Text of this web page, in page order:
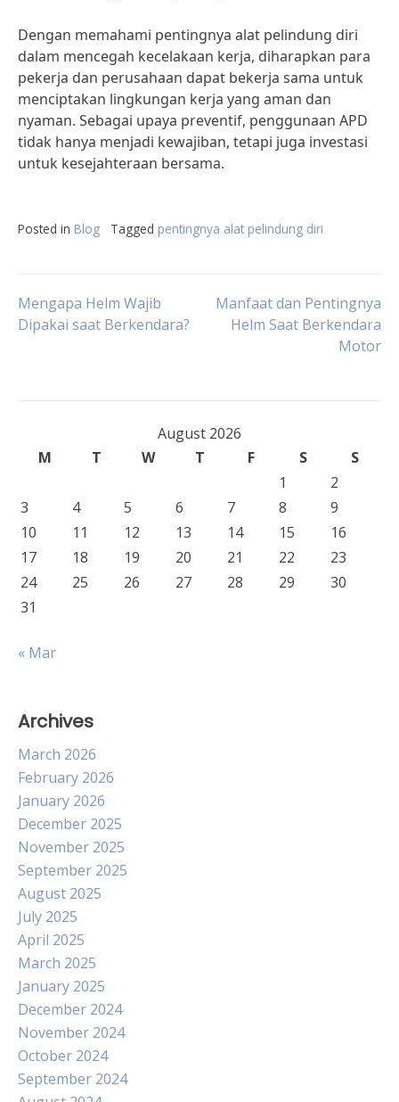
Dengan memahami pentingnya alat pelindung diri
dalam mencegah kecelakaan kerja, diharapkan para
pekerja dan perusahaan dapat bekerja sama untuk
menciptakan lingkungan kerja yang aman dan
nyaman. Sebagai upaya preventif, penggunaan APD
tidak hanya menjadi kewajiban, tetapi juga investasi
untuk kesejahteraan bersama.
Posted in Blog Tagged pentingnya alat pelindung diri
Post
Mengapa Helm Wajib
Dipakai saat Berkendara?
Manfaat dan Pentingnya
Helm Saat Berkendara
Motor
August 2026
M
T W T F S
S
1
2
3
4 5 6 7 8
9
10
11 12 13 14 15
16
17
18 19 20 21 22
23
24
25 26 27 28 29
30
31
« Mar
Archives
March 2026
February 2026
January 2026
December 2025
November 2025
September 2025
August 2025
July 2025
April 2025
March 2025
January 2025
December 2024
November 2024
October 2024
September 2024